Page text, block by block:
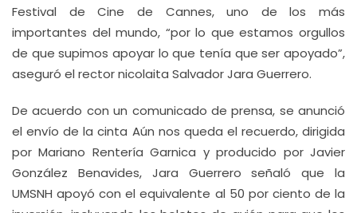
Festival de Cine de Cannes, uno de los más
importantes del mundo, “por lo que estamos orgullos
de que supimos apoyar lo que tenía que ser apoyado”,
aseguró el rector nicolaita Salvador Jara Guerrero.
De acuerdo con un comunicado de prensa, se anunció
el envío de la cinta Aún nos queda el recuerdo, dirigida
por Mariano Rentería Garnica y producido por Javier
González Benavides, Jara Guerrero señaló que la
UMSNH apoyó con el equivalente al 50 por ciento de la